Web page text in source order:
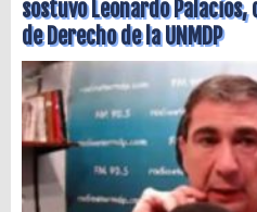
sostuvo Leonardo
de Derecho de la UNMDP